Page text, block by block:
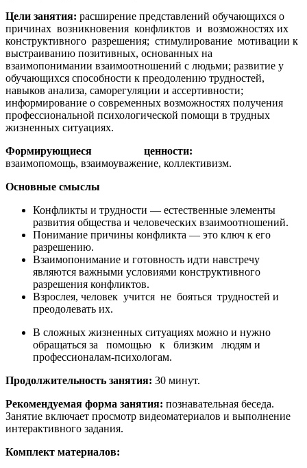
Цели занятия: расширение представлений обучающихся о
причинах возникновения конфликтов и возможностях их
конструктивного разрешения; стимулирование мотивации к
выстраиванию позитивных, основанных на
взаимопонимании взаимоотношений с людьми; развитие у
обучающихся способности к преодолению трудностей,
навыков анализа, саморегуляции и ассертивности;
информирование о современных возможностях получения
профессиональной психологической помощи в трудных
жизненных ситуациях.
Формирующиеся ценности:
взаимопомощь, взаимоуважение, коллективизм.
Основные смыслы
Конфликты и трудности — естественные элементы
развития общества и человеческих взаимоотношений.
Понимание причины конфликта — это ключ к его
разрешению.
Взаимопонимание и готовность идти навстречу
являются важными условиями конструктивного
разрешения конфликтов.
Взрослея, человек учится не бояться трудностей и
преодолевать их.
В сложных жизненных ситуациях можно и нужно
обращаться за помощью к близким людям и
профессионалам-психологам.
Продолжительность занятия: 30 минут.
Рекомендуемая форма занятия: познавательная беседа.
Занятие включает просмотр видеоматериалов и выполнение
интерактивного задания.
Комплект материалов: